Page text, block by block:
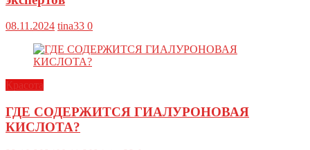
08.11.2024 tina33 0
Красота
ГДЕ СОДЕРЖИТСЯ ГИАЛУРОНОВАЯ
КИСЛОТА?